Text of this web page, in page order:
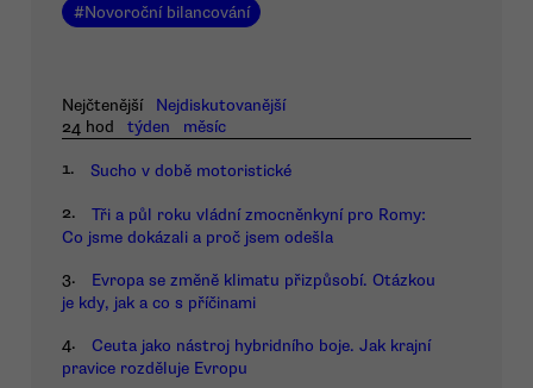
#Novoroční bilancování
Nejčtenější
Nejdiskutovanější
24 hod
týden měsíc
1. Sucho v době motoristické
2.
Tři a půl roku vládní zmocněnkyní pro Romy:
Co jsme dokázali a proč jsem odešla
3.
Evropa se změně klimatu přizpůsobí. Otázkou
je kdy, jak a co s příčinami
4.
Ceuta jako nástroj hybridního boje. Jak krajní
pravice rozděluje Evropu